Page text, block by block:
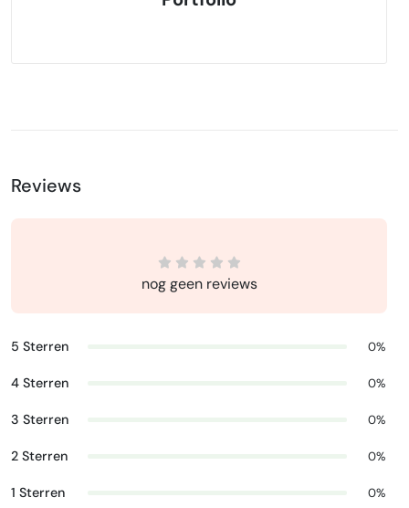
Reviews
nog geen reviews
5 Sterren 0%
4 Sterren 0%
3 Sterren 0%
2 Sterren 0%
1 Sterren 0%